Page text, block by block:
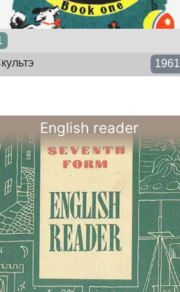
1961
English reader